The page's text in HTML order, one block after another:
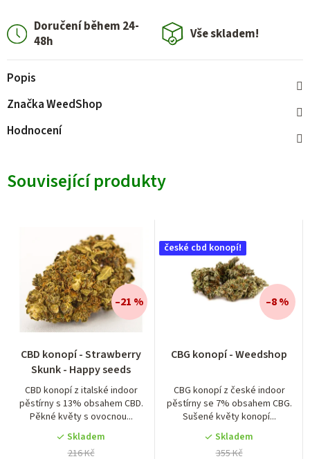
Doručení během 24-
48h
Vše skladem!
Popis
ZnačkaWeedShop
Hodnocení
Související produkty
CBD konopí - Strawberry
Skunk - Happy seeds
CBD konopí z italské indoor
pěstírny s 13% obsahem CBD.
Pěkné květy s ovocnou...
Skladem
216 Kč
–21 %
české cbd konopí!
CBG konopí - Weedshop
CBG konopí z české indoor
pěstírny se 7% obsahem CBG.
Sušené květy konopí...
Skladem
355 Kč
–8 %